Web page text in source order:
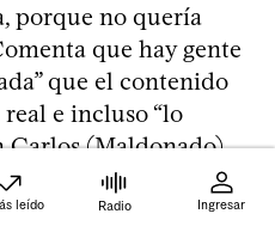
porque no quería
que hay gente
que el contenido
e incluso “lo
Carlos (Maldonado),
–que estaba
acercó para haberle
leído Radio Ingresar